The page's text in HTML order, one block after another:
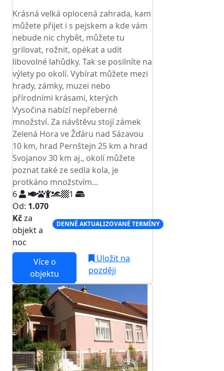
Krásná velká oplocená zahrada, kam
můžete přijet i s pejskem a kde vám
nebude nic chybět, můžete tu
grilovat, rožnit, opékat a udit
libovolné lahůdky. Tak se posilníte na
výlety po okolí. Vybírat můžete mezi
hrady, zámky, muzei nebo
přírodními krásami, kterých
Vysočina nabízí nepřeberné
množství. Za návštěvu stojí zámek
Zelená Hora ve Žďáru nad Sázavou
10 km, hrad Pernštejn 25 km a hrad
Svojanov 30 km aj., okolí můžete
poznat také ze sedla kola, je
protkáno množstvím...
6
1
Od: 1.070
Kčza
objekt a
noc
DENNĚ AKTUALIZOVANÉ TERMÍNY
Více o
objektu
Uložit na
později